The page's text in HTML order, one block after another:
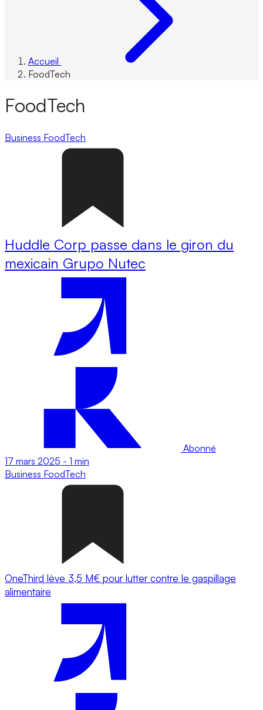
Accueil
FoodTech
FoodTech
Business FoodTech
Huddle Corp passe dans le giron du
mexicain Grupo Nutec
Abonné
17 mars 2025 - 1 min
Business FoodTech
OneThird lève 3,5 M€ pour lutter contre le gaspillage
alimentaire